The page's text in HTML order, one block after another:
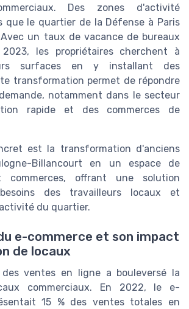
Des zones d'activité
que le quartier de la Défense à Paris
un taux de vacance de bureaux
les propriétaires cherchent à
surfaces en y installant des
transformation permet de répondre
notamment dans le secteur
rapide et des commerces de
est la transformation d'anciens
Billancourt en un espace de
commerces, offrant une solution
des travailleurs locaux et
du quartier.
e-commerce et son impact
de locaux
des ventes en ligne a bouleversé la
commerciaux. En 2022, le e-
15 % des ventes totales en